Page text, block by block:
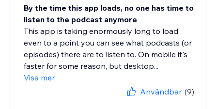
By the time this app loads, no one has time to
listen to the podcast anymore
This app is taking enormously long to load
even to a point you can see what podcasts (or
episodes) there are to listen to. On mobile it's
faster for some reason, but desktop...
Visa mer
Användbar (9)